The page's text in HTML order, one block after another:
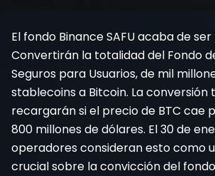
El fondo Binance SAFU acaba de
Convertirán la totalidad del Fondo
Seguros para Usuarios, de mil
stablecoins a Bitcoin. La conversión
recargarán si el precio de BTC cae
800 millones de dólares. El 30 de
operadores consideran esto como
crucial sobre la convicción del